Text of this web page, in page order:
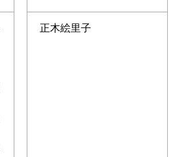
正木絵里子